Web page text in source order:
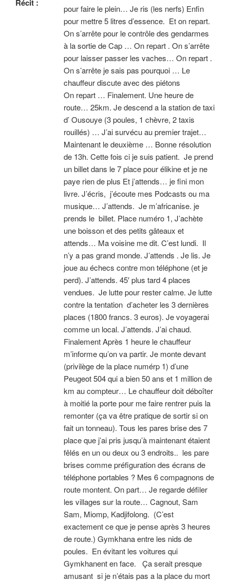
Récit :
pour faire le plein… Je ris (les nerfs) Enfin
pour mettre 5 litres d’essence. Et on repart.
On s’arrête pour le contrôle des gendarmes
à la sortie de Cap … On repart . On s’arrête
pour laisser passer les vaches… On repart .
On s’arrête je sais pas pourquoi … Le
chauffeur discute avec des piétons
On repart … Finalement. Une heure de
route… 25km. Je descend a la station de taxi
d’ Ousouye (3 poules, 1 chèvre, 2 taxis
rouillés) … J’ai survécu au premier trajet…
Maintenant le deuxième … Bonne résolution
de 13h. Cette fois ci je suis patient. Je prend
un billet dans le 7 place pour élikine et je ne
paye rien de plus Et j’attends… je fini mon
livre. J’écris, j’écoute mes Podcasts ou ma
musique… J’attends. Je m’africanise. je
prends le billet. Place numéro 1, J’achète
une boisson et des petits gâteaux et
attends… Ma voisine me dit. C’est lundi. Il
n’y a pas grand monde. J’attends . Je lis. Je
joue au échecs contre mon téléphone (et je
perd). J’attends. 45′ plus tard 4 places
vendues. Je lutte pour rester calme. Je lutte
contre la tentation d’acheter les 3 dernières
places (1800 francs. 3 euros). Je voyagerai
comme un local. J’attends. J’ai chaud.
Finalement Après 1 heure le chauffeur
m’informe qu’on va partir. Je monte devant
(privilège de la place numérp 1) d’une
Peugeot 504 qui a bien 50 ans et 1 million de
km au compteur… Le chauffeur doit déboîter
à moitié la porte pour me faire rentrer puis la
remonter (ça va être pratique de sortir si on
fait un tonneau). Tous les pares brise des 7
place que j’ai pris jusqu’à maintenant étaient
fêlés en un ou deux ou 3 endroits.. les pare
brises comme préfiguration des écrans de
téléphone portables ? Mes 6 compagnons de
route montent. On part… Je regarde défiler
les villages sur la route… Cagnout, Sam
Sam, Miomp, Kadjifolong. (C’est
exactement ce que je pense après 3 heures
de route.) Gymkhana entre les nids de
poules. En évitant les voitures qui
Gymkhanent en face. Ça serait presque
amusant si je n’étais pas a la place du mort